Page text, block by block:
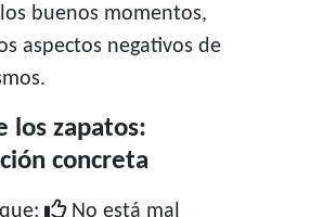
buenos momentos,
aspectos negativos de
los zapatos:
concreta
No está mal